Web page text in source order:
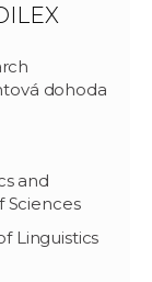
dohoda
and
Sciences
Linguistics